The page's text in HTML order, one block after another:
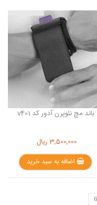
باند مچ نئوپرن آدور کد v401
3,500,000 ریال
اضافه به سبد خرید
6